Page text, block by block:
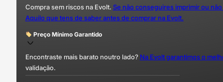
Compra sem riscos na Evolt. Se não conseguires imprimir ou
Aquilo que tens de saber antes de comprar na Evolt.
Preço Mínimo Garantido
Encontraste mais barato noutro lado? Na Evolt garantimos o
validação.